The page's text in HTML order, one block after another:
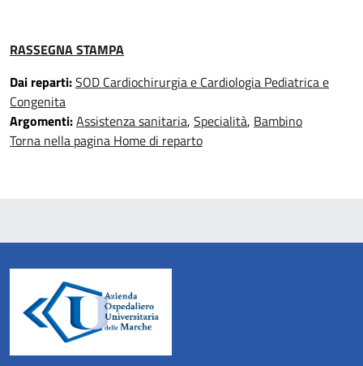
RASSEGNA STAMPA
Dai reparti:SOD Cardiochirurgia e Cardiologia Pediatrica e
Congenita
Argomenti:Assistenza sanitaria, Specialità, Bambino
Torna nella pagina Home di reparto